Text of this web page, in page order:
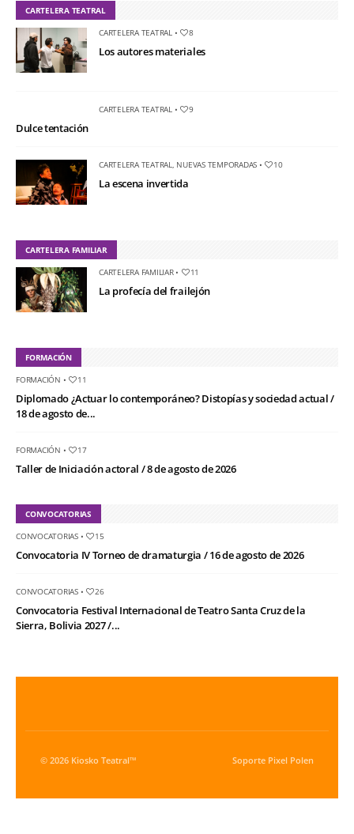
CARTELERA TEATRAL
CARTELERA TEATRAL• 8
Los autores materiales
CARTELERA TEATRAL• 9
Dulce tentación
CARTELERA TEATRAL, NUEVAS TEMPORADAS • 10
La escena invertida
CARTELERA FAMILIAR
CARTELERA FAMILIAR• 11
La profecía del frailejón
FORMACIÓN
FORMACIÓN • 11
Diplomado ¿Actuar lo contemporáneo? Distopías y sociedad actual /
18 de agosto de...
FORMACIÓN • 17
Taller de Iniciación actoral / 8 de agosto de 2026
CONVOCATORIAS
CONVOCATORIAS• 15
Convocatoria IV Torneo de dramaturgia / 16 de agosto de 2026
CONVOCATORIAS• 26
Convocatoria Festival Internacional de Teatro Santa Cruz de la
Sierra, Bolivia 2027 /...
© 2026 Kiosko Teatral™ Soporte Pixel Polen